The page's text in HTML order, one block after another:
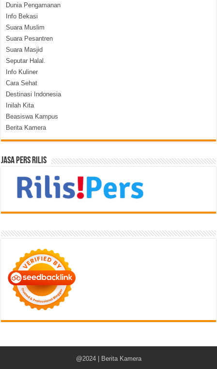
Dunia Pengamanan
Info Bekasi
Suara Muslim
Suara Pesantren
Suara Masjid
Seputar Halal.
Info Kuliner
Cara Sehat
Destinasi Indonesia
Inilah Kita
Beasiswa Kampus
Berita Kamera
Jasa Pers Rilis
@2024 | Berita Kamera